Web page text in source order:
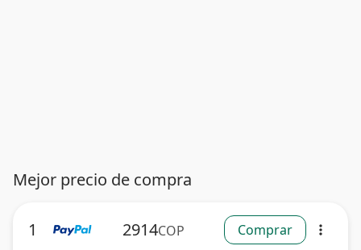
Mejor precio de compra
1 2914COP Comprar more_vert